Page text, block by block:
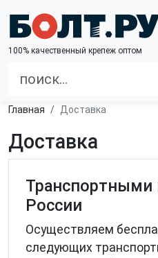
100% качественный крепеж оптом
Главная Доставка
Доставка
России
Осуществляем
следующих